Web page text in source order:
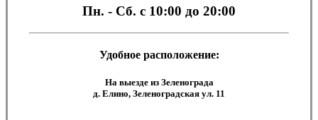
Пн. - Сб. с 10:00 до 20:00
Удобное расположение:
На выезде из Зеленограда
д. Елино, Зеленоградская ул. 11